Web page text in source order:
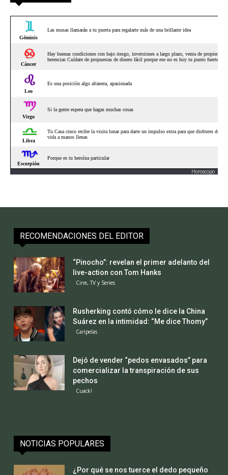
Horoscopo
RECOMENDACIONES DEL EDITOR
“Pinocho”: revelan el primer adelanto del
live-action con Tom Hanks
Cine, TV y Series
Rusherking contó cómo le dice la China
Suárez en la intimidad: “Me dice Thomy”
Caripelas
Dejó de vender “pedos envasados” para
comercializar la transpiración de sus
pechos
Cuack!
NOTICIAS POPULARES
¿Por qué se nos tuerce el dedo pequeño